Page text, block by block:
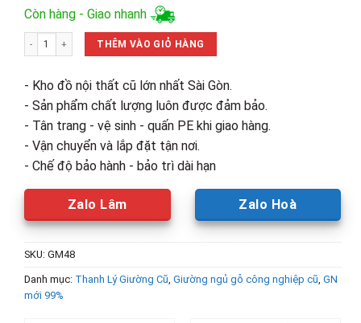
gốc
là:
4,600,000₫.
Còn hàng - Giao nhanh
Thanh Lý Giường Bọc Nhung Sang Trọng Mới 99% số lượng
THÊM VÀO GIỎ HÀNG
- Kho đồ nội thất cũ lớn nhất Sài Gòn.
- Sản phẩm chất lượng luôn được đảm bảo.
- Tân trang - vệ sinh - quấn PE khi giao hàng.
- Vận chuyển và lắp đặt tận nơi.
- Chế độ bảo hành - bảo trì dài hạn
Zalo Lâm Zalo Hoà
SKU: GM48
Danh mục: Thanh Lý Giường Cũ, Giường ngủ gỗ công nghiệp cũ, GN
mới 99%